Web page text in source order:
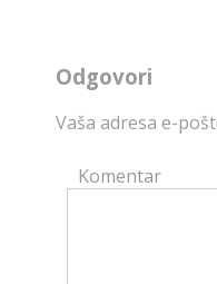
Odgovori
Vaša adresa e-
Komentar